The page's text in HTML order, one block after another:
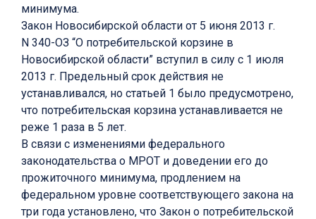
минимума.
Закон Новосибирской области от 5 июня 2013 г.
N 340-ОЗ “О потребительской корзине в
Новосибирской области” вступил в силу с 1 июля
2013 г. Предельный срок действия не
устанавливался, но статьей 1 было предусмотрено,
что потребительская корзина устанавливается не
реже 1 раза в 5 лет.
В связи с изменениями федерального
законодательства о МРОТ и доведении его до
прожиточного минимума, продлением на
федеральном уровне соответствующего закона на
три года установлено, что Закон о потребительской